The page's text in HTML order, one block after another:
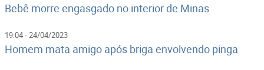
Bebê morre engasgado no interior de Minas
19:04 - 24/04/2023
Homem mata amigo após briga envolvendo pinga